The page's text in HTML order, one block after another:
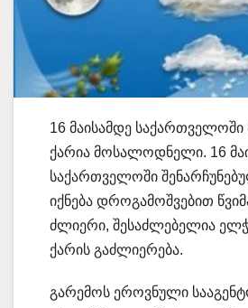
16 მაისამდე საქართველოში
ქარია მოსალოდნელი. 16
საქართველოში
იქნება დროგამოშვებით
ძლიერი, შესაძლებელია
ქარის გაძლიერება.
გარემოს ეროვნული